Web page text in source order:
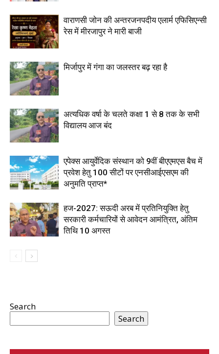
वाराणसी जोन की अन्तरजनपदीय एलार्म एफिसिएन्सी
रेस में मीरजापुर ने मारी बाजी
मिर्जापुर में गंगा का जलस्तर बढ़ रहा है
अत्यधिक वर्षा के चलते कक्षा 1 से 8 तक के सभी
विद्यालय आज बंद
एपेक्स आयुर्वेदिक संस्थान को 9वीं बीएएमएस बैच में
प्रवेश हेतु 100 सीटों पर एनसीआईएसएम की
अनुमति प्राप्त*
हज-2027: सऊदी अरब में प्रतिनियुक्ति हेतु
सरकारी कर्मचारियों से आवेदन आमंत्रित, अंतिम
तिथि 10 अगस्त
Search
Search